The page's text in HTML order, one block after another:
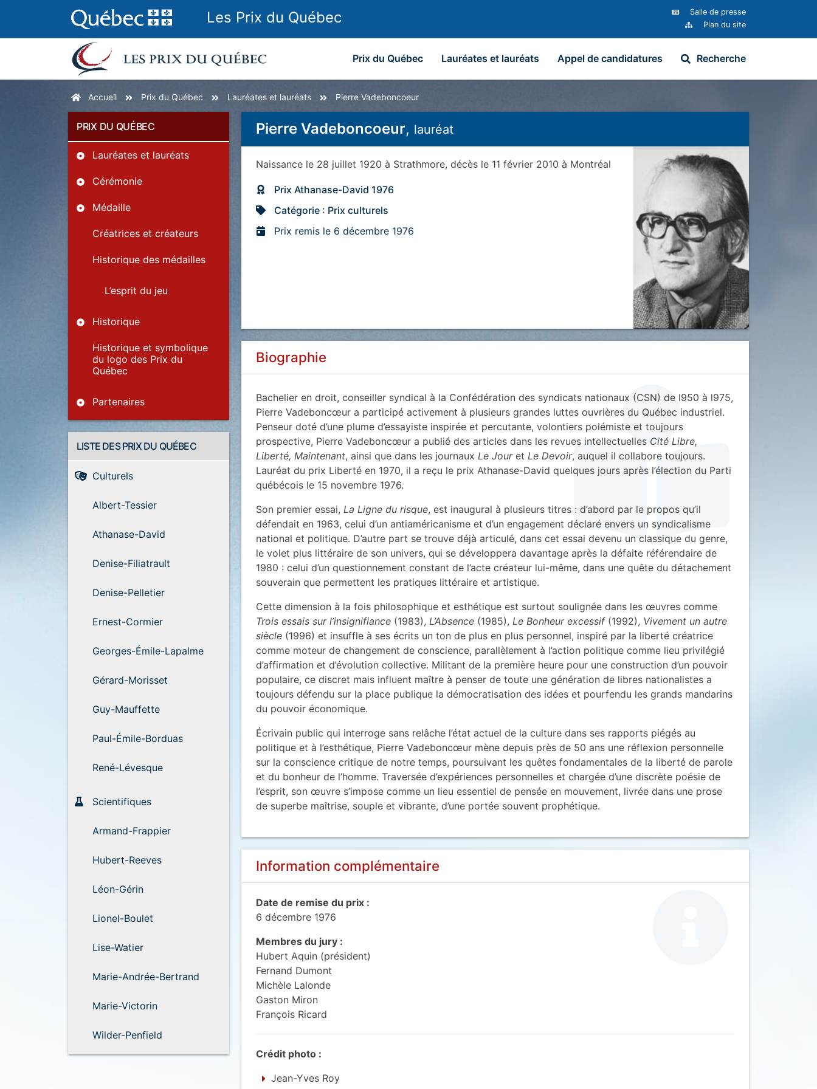
Les Prix du Québec
Salle de presse
Plan du site
Prix du Québec Lauréates et lauréats Appel de candidatures Recherche
Accueil Prix du Québec Lauréates et lauréats Pierre Vadeboncoeur
PRIX DU QUÉBEC
Lauréates et lauréats
Cérémonie
Médaille
Créatrices et créateurs
Historique des médailles
L’esprit du jeu
Historique
Historique et symbolique
du logo des Prix du
Québec
Partenaires
LISTE DES PRIX DU QUÉBEC
Culturels
Albert-Tessier
Athanase-David
Denise-Filiatrault
Denise-Pelletier
Ernest-Cormier
Georges-Émile-Lapalme
Gérard-Morisset
Guy-Mauffette
Paul-Émile-Borduas
René-Lévesque
Scientifiques
Armand-Frappier
Hubert-Reeves
Léon-Gérin
Lionel-Boulet
Lise-Watier
Marie-Andrée-Bertrand
Marie-Victorin
Wilder-Penfield
Pierre Vadeboncoeur, lauréat
Naissance le 28 juillet 1920 à Strathmore, décès le 11 février 2010 à Montréal
Prix Athanase-David 1976
Catégorie : Prix culturels
Prix remis le 6 décembre 1976
Biographie
Bachelier en droit, conseiller syndical à la Confédération des syndicats nationaux (CSN) de l950 à l975,
Pierre Vadeboncœur a participé activement à plusieurs grandes luttes ouvrières du Québec industriel.
Penseur doté d’une plume d’essayiste inspirée et percutante, volontiers polémiste et toujours
prospective, Pierre Vadeboncœur a publié des articles dans les revues intellectuelles Cité Libre,
Liberté, Maintenant, ainsi que dans les journaux Le Jour et Le Devoir, auquel il collabore toujours.
Lauréat du prix Liberté en 1970, il a reçu le prix Athanase-David quelques jours après l’élection du Parti
québécois le 15 novembre 1976.
Son premier essai, La Ligne du risque, est inaugural à plusieurs titres : d’abord par le propos qu’il
défendait en 1963, celui d’un antiaméricanisme et d’un engagement déclaré envers un syndicalisme
national et politique. D’autre part se trouve déjà articulé, dans cet essai devenu un classique du genre,
le volet plus littéraire de son univers, qui se développera davantage après la défaite référendaire de
1980 : celui d’un questionnement constant de l’acte créateur lui-même, dans une quête du détachement
souverain que permettent les pratiques littéraire et artistique.
Cette dimension à la fois philosophique et esthétique est surtout soulignée dans les œuvres comme
Trois essais sur l’insignifiance (1983), L’Absence (1985), Le Bonheur excessif (1992), Vivement un autre
siècle (1996) et insuffle à ses écrits un ton de plus en plus personnel, inspiré par la liberté créatrice
comme moteur de changement de conscience, parallèlement à l’action politique comme lieu privilégié
d’affirmation et d’évolution collective. Militant de la première heure pour une construction d’un pouvoir
populaire, ce discret mais influent maître à penser de toute une génération de libres nationalistes a
toujours défendu sur la place publique la démocratisation des idées et pourfendu les grands mandarins
du pouvoir économique.
Écrivain public qui interroge sans relâche l’état actuel de la culture dans ses rapports piégés au
politique et à l’esthétique, Pierre Vadeboncœur mène depuis près de 50 ans une réflexion personnelle
sur la conscience critique de notre temps, poursuivant les quêtes fondamentales de la liberté de parole
et du bonheur de l’homme. Traversée d’expériences personnelles et chargée d’une discrète poésie de
l’esprit, son œuvre s’impose comme un lieu essentiel de pensée en mouvement, livrée dans une prose
de superbe maîtrise, souple et vibrante, d’une portée souvent prophétique.
Information complémentaire
Date de remise du prix :
6 décembre 1976
Membres du jury :
Hubert Aquin (président)
Fernand Dumont
Michèle Lalonde
Gaston Miron
François Ricard
Crédit photo :
Jean-Yves Roy